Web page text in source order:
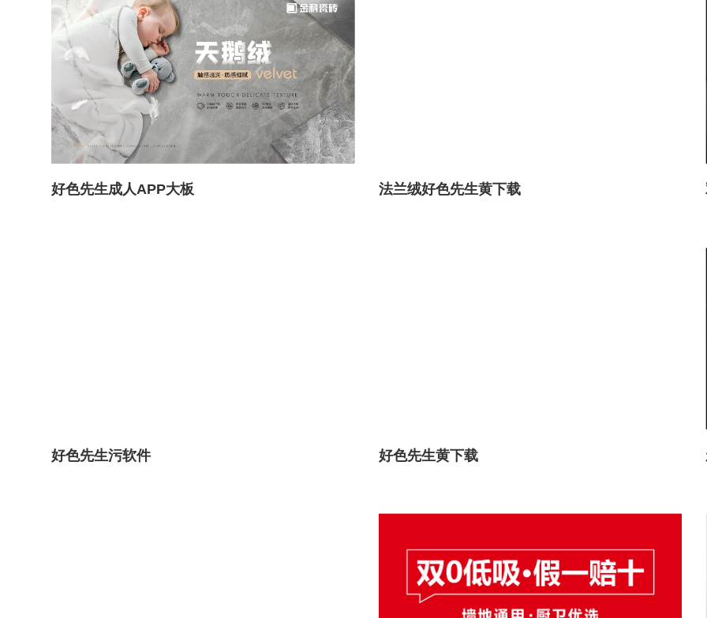
好色先生成人APP大板 法兰绒好色先生黄下载
好色先生污软件 好色先生黄下载